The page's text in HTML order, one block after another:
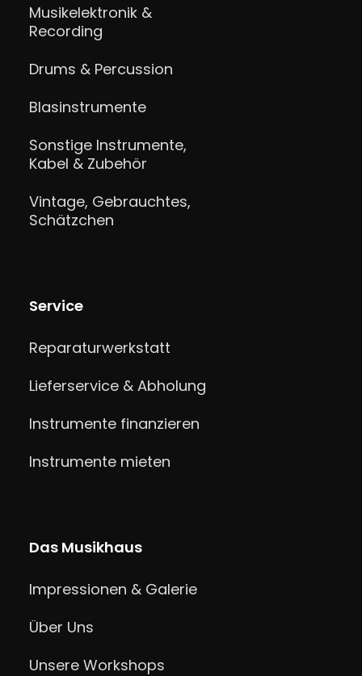
Musikelektronik &
Recording
Drums & Percussion
Blasinstrumente
Sonstige Instrumente,
Kabel & Zubehör
Vintage, Gebrauchtes,
Schätzchen
Service
Reparaturwerkstatt
Lieferservice & Abholung
Instrumente finanzieren
Instrumente mieten
Das Musikhaus
Impressionen & Galerie
Über Uns
Unsere Workshops